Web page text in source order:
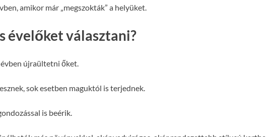
amikor már „megszokták” a helyüket.
évelőket választani?
újraültetni őket.
sok esetben maguktól is terjednek.
is beérik.